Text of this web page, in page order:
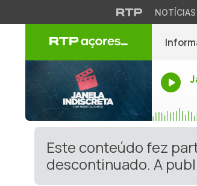
NOTÍCIAS
Este conteúdo fez
descontinuado. A